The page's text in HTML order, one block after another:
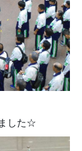
した☆